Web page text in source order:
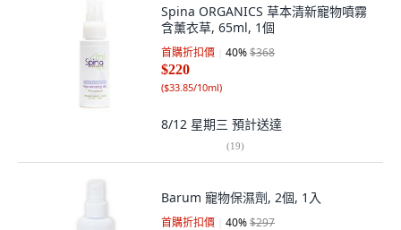
Spina ORGANICS 草本清新寵物噴霧
含薰衣草, 65ml, 1個
首購折扣價 40%$368
$220
($33.85/10ml)
8/12 星期三 預計送達
(19)
Barum 寵物保濕劑, 2個, 1入
首購折扣價 40%$297